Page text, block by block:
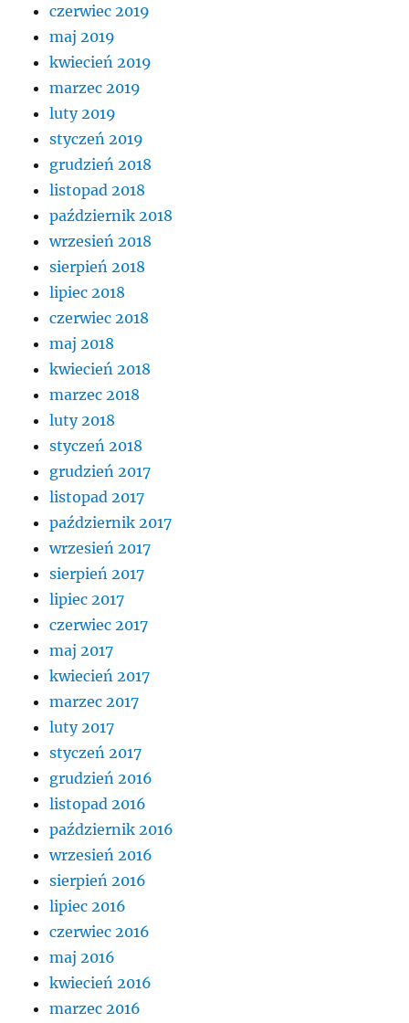
czerwiec 2019
maj 2019
kwiecień 2019
marzec 2019
luty 2019
styczeń 2019
grudzień 2018
listopad 2018
październik 2018
wrzesień 2018
sierpień 2018
lipiec 2018
czerwiec 2018
maj 2018
kwiecień 2018
marzec 2018
luty 2018
styczeń 2018
grudzień 2017
listopad 2017
październik 2017
wrzesień 2017
sierpień 2017
lipiec 2017
czerwiec 2017
maj 2017
kwiecień 2017
marzec 2017
luty 2017
styczeń 2017
grudzień 2016
listopad 2016
październik 2016
wrzesień 2016
sierpień 2016
lipiec 2016
czerwiec 2016
maj 2016
kwiecień 2016
marzec 2016